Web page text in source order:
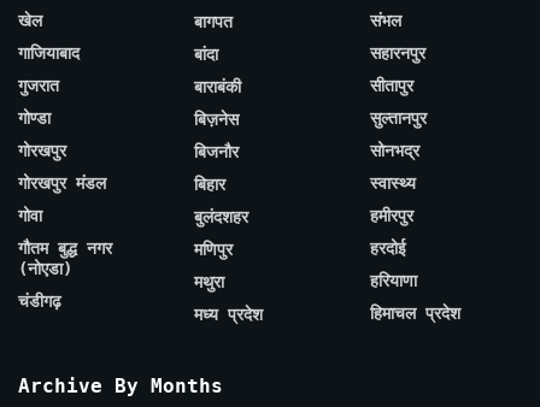
खेल
गाजियाबाद
गुजरात
गोण्डा
गोरखपुर
गोरखपुर मंडल
गोवा
गौतम बुद्ध नगर
(नोएडा)
चंडीगढ़
बागपत
बांदा
बाराबंकी
बिज़नेस
बिजनौर
बिहार
बुलंदशहर
मणिपुर
मथुरा
मध्य प्रदेश
संभल
सहारनपुर
सीतापुर
सुल्तानपुर
सोनभद्र
स्वास्थ्य
हमीरपुर
हरदोई
हरियाणा
हिमाचल प्रदेश
Archive By Months